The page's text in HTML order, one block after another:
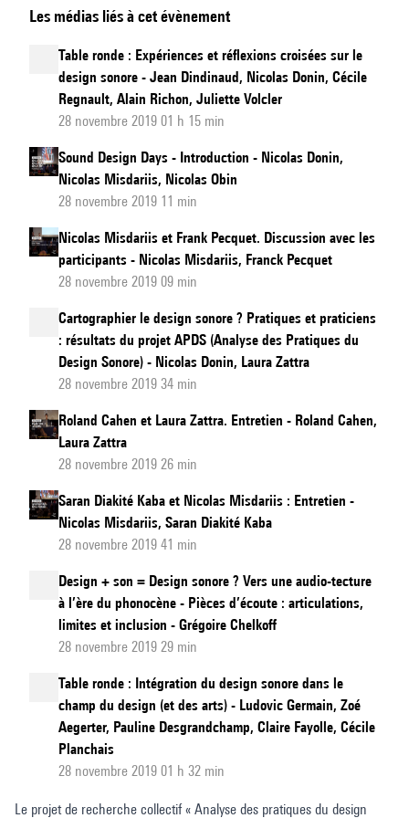
le
design
sonore
Qu’appelle-
t-
on
design
sonore
?
Première
d’une
recherche
structurée
la
discipline
Les médias liés à cet évènement
Table ronde : Expériences et réflexions croisées sur le
design sonore - Jean Dindinaud, Nicolas Donin, Cécile
Regnault, Alain Richon, Juliette Volcler
28 novembre 2019 01 h 15 min
Sound Design Days - Introduction - Nicolas Donin,
Nicolas Misdariis, Nicolas Obin
28 novembre 2019 11 min
Nicolas Misdariis et Frank Pecquet. Discussion avec les
participants - Nicolas Misdariis, Franck Pecquet
28 novembre 2019 09 min
Cartographier le design sonore ? Pratiques et praticiens
: résultats du projet APDS (Analyse des Pratiques du
Design Sonore) - Nicolas Donin, Laura Zattra
28 novembre 2019 34 min
Roland Cahen et Laura Zattra. Entretien - Roland Cahen,
Laura Zattra
28 novembre 2019 26 min
Saran Diakité Kaba et Nicolas Misdariis : Entretien -
Nicolas Misdariis, Saran Diakité Kaba
28 novembre 2019 41 min
Design + son = Design sonore ? Vers une audio-tecture
à l’ère du phonocène - Pièces d’écoute : articulations,
limites et inclusion - Grégoire Chelkoff
28 novembre 2019 29 min
Table ronde : Intégration du design sonore dans le
champ du design (et des arts) - Ludovic Germain, Zoé
Aegerter, Pauline Desgrandchamp, Claire Fayolle, Cécile
Planchais
28 novembre 2019 01 h 32 min
Le projet de recherche collectif « Analyse des pratiques du design